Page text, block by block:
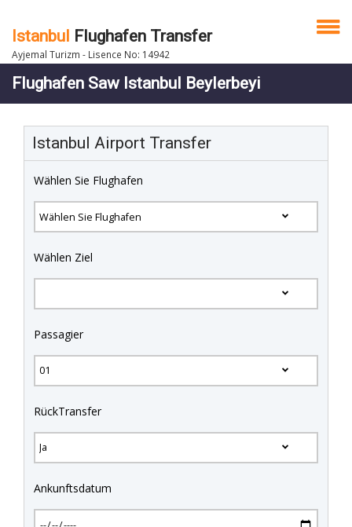
Istanbul Flughafen Transfer
Ayjemal Turizm - Lisence No: 14942
Flughafen Saw Istanbul Beylerbeyi
Istanbul Airport Transfer
Wählen Sie Flughafen
Wählen Ziel
Passagier
RückTransfer
Ankunftsdatum